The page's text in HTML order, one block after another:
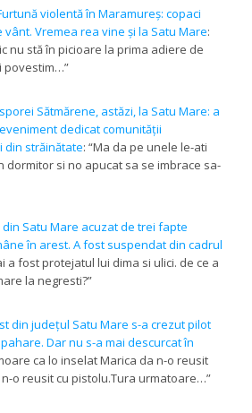
violentă în Maramureș: copaci
Vremea rea vine și la Satu Mare:
nu stă în picioare la prima adiere de
povestim…”
Sătmărene, astăzi, la Satu Mare: a
dedicat comunității
din străinătate: “Ma da pe unele le-ati
dormitor si no apucat sa se imbrace sa-
Satu Mare acuzat de trei fapte
în arest. A fost suspendat din cadrul
a fost protejatul lui dima si ulici. de ce a
la negresti?”
din județul Satu Mare s-a crezut pilot
Dar nu s-a mai descurcat în
ca lo inselat Marica da n-o reusit
o reusit cu pistolu.Tura urmatoare…”